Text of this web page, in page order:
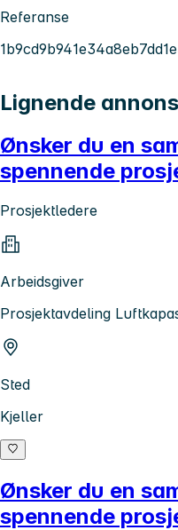
Referanse
Lignende
Ønsker du en
spennende
Prosjektledere
Arbeidsgiver
Prosjektavdeling
Sted
Kjeller
Ønsker du en
spennende